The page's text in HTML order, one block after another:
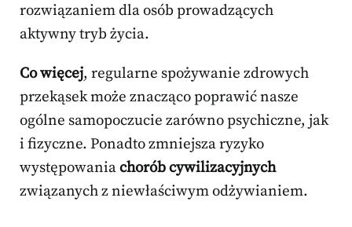
rozwiązaniem dla osób prowadzących
aktywny tryb życia.
Co więcej, regularne spożywanie zdrowych
przekąsek może znacząco poprawić nasze
ogólne samopoczucie zarówno psychiczne, jak
i fizyczne. Ponadto zmniejsza ryzyko
występowaniachorób cywilizacyjnych
związanych z niewłaściwym odżywianiem.